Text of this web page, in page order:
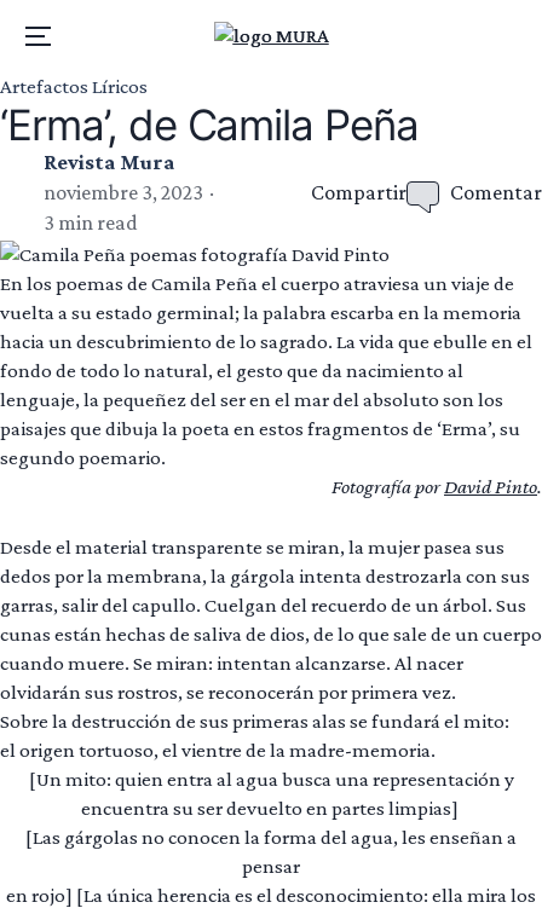
Menu
Artefactos Líricos
‘Erma’, de Camila Peña
Revista Mura
noviembre 3, 2023
3 min read
Compartir Comentar
En los poemas de Camila Peña el cuerpo atraviesa un viaje de
vuelta a su estado germinal; la palabra escarba en la memoria
hacia un descubrimiento de lo sagrado. La vida que ebulle en el
fondo de todo lo natural, el gesto que da nacimiento al
lenguaje, la pequeñez del ser en el mar del absoluto son los
paisajes que dibuja la poeta en estos fragmentos de ‘Erma’, su
segundo poemario.
Fotografía porDavid Pinto.
Desde el material transparente se miran, la mujer pasea sus
dedos por la membrana, la gárgola intenta destrozarla con sus
garras, salir del capullo. Cuelgan del recuerdo de un árbol. Sus
cunas están hechas de saliva de dios, de lo que sale de un cuerpo
cuando muere. Se miran: intentan alcanzarse. Al nacer
olvidarán sus rostros, se reconocerán por primera vez.
Sobre la destrucción de sus primeras alas se fundará el mito:
el origen tortuoso, el vientre de la madre-memoria.
[Un mito: quien entra al agua busca una representación y
encuentra su ser devuelto en partes limpias]
[Las gárgolas no conocen la forma del agua, les enseñan a
pensar
en rojo] [La única herencia es el desconocimiento: ella mira los